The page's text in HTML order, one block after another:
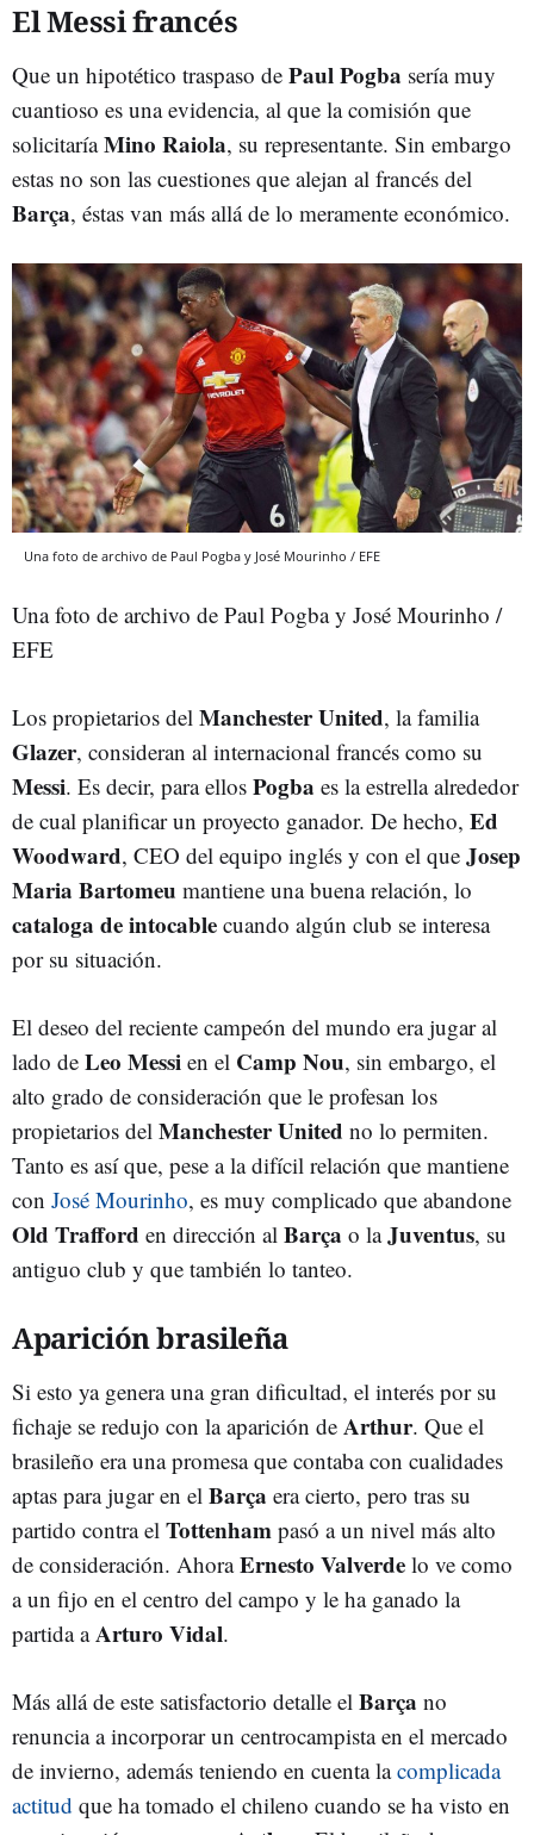
El Messi francés
Que un hipotético traspaso de Paul Pogba sería muy
cuantioso es una evidencia, al que la comisión que
solicitaríaMino Raiola, su representante. Sin embargo
estas no son las cuestiones que alejan al francés del
Barça, éstas van más allá de lo meramente económico.
Una foto de archivo de Paul Pogba y José Mourinho / EFE
Una foto de archivo de Paul Pogba y José Mourinho /
EFE
Los propietarios del Manchester United, la familia
Glazer, consideran al internacional francés como su
Messi. Es decir, para ellos Pogba es la estrella alrededor
de cual planificar un proyecto ganador. De hecho, Ed
Woodward, CEO del equipo inglés y con el que Josep
Maria Bartomeu mantiene una buena relación, lo
cataloga de intocable cuando algún club se interesa
por su situación.
El deseo del reciente campeón del mundo era jugar al
lado de Leo Messi en el Camp Nou, sin embargo, el
alto grado de consideración que le profesan los
propietarios del Manchester United no lo permiten.
Tanto es así que, pese a la difícil relación que mantiene
con José Mourinho, es muy complicado que abandone
Old Trafford en dirección al Barça o laJuventus, su
antiguo club y que también lo tanteo.
Aparición brasileña
Si esto ya genera una gran dificultad, el interés por su
fichaje se redujo con la aparición de Arthur. Que el
brasileño era una promesa que contaba con cualidades
aptas para jugar en el Barça era cierto, pero tras su
partido contra el Tottenham pasó a un nivel más alto
de consideración. AhoraErnesto Valverde lo ve como
a un fijo en el centro del campo y le ha ganado la
partida aArturo Vidal.
Más allá de este satisfactorio detalle el Barça no
renuncia a incorporar un centrocampista en el mercado
de invierno, además teniendo en cuenta lacomplicada
actitud que ha tomado el chileno cuando se ha visto en